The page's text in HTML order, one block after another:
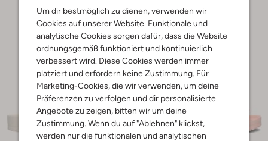
Um dir bestmöglich zu dienen, verwenden wir
Cookies auf unserer Website. Funktionale und
analytische Cookies sorgen dafür, dass die Website
ordnungsgemäß funktioniert und kontinuierlich
verbessert wird. Diese Cookies werden immer
platziert und erfordern keine Zustimmung. Für
Marketing-Cookies, die wir verwenden, um deine
Präferenzen zu verfolgen und dir personalisierte
Angebote zu zeigen, bitten wir um deine
Zustimmung. Wenn du auf "Ablehnen" klickst,
werden nur die funktionalen und analytischen